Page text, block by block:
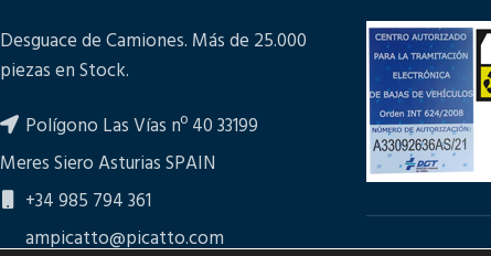
Desguace de Camiones. Más de 25.000
piezas en Stock.
Polígono Las Vías nº 40 33199
Meres Siero Asturias SPAIN
+34 985 794 361
ampicatto@picatto.com